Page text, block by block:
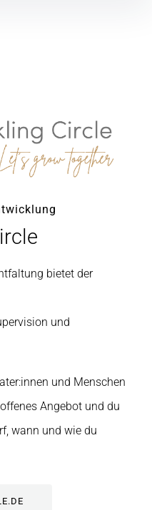
bietet der
und
und Menschen
Angebot und du
wann und wie du